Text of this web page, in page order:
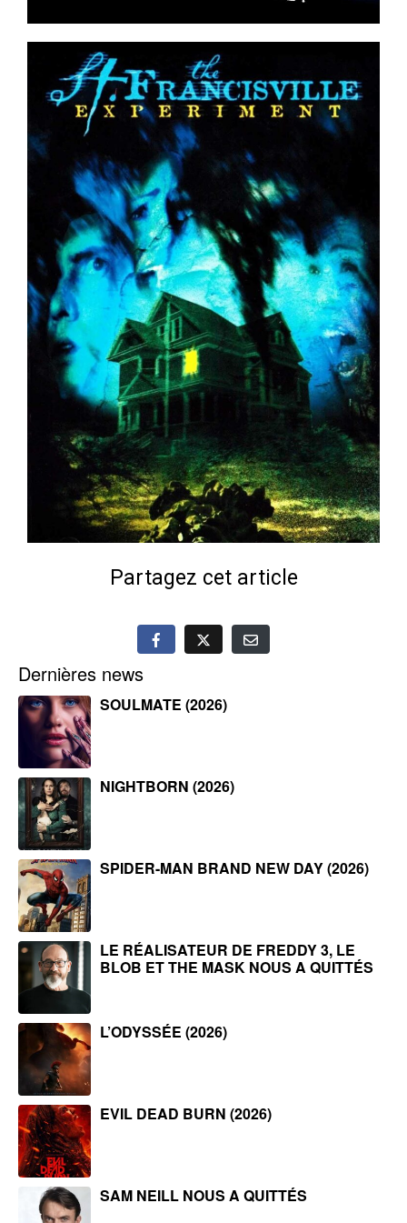
Partagez cet article
Dernières news
SOULMATE (2026)
NIGHTBORN (2026)
SPIDER-MAN BRAND NEW DAY (2026)
LE RÉALISATEUR DE FREDDY 3, LE
BLOB ET THE MASK NOUS A QUITTÉS
L’ODYSSÉE (2026)
EVIL DEAD BURN (2026)
SAM NEILL NOUS A QUITTÉS